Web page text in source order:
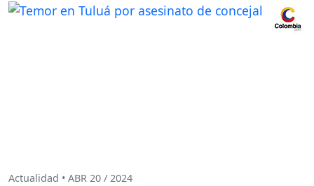
Actualidad • ABR 20 / 2024